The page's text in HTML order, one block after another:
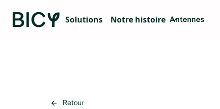
Solutions Notre histoire Antennes
arrow_back Retour